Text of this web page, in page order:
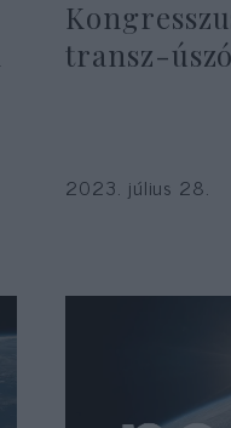
transz-
2023. július 28.